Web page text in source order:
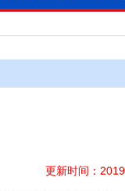
更新时间：